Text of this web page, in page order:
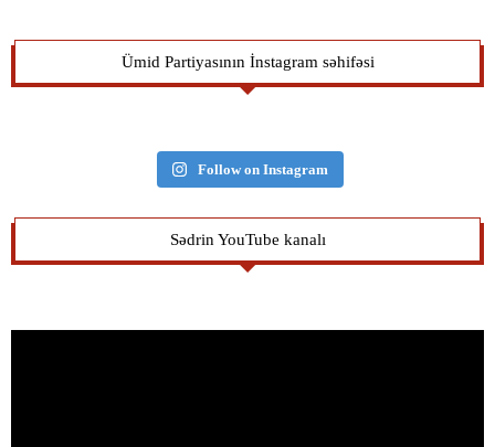
Ümid Partiyasının İnstagram səhifəsi
Follow on Instagram
Sədrin YouTube kanalı